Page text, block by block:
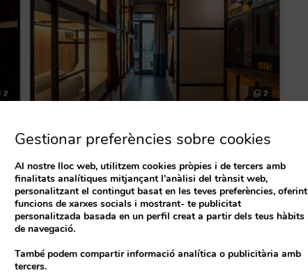
Gestionar preferències sobre cookies
Al nostre lloc web, utilitzem cookies pròpies i de tercers amb
finalitats analítiques mitjançant l'anàlisi del trànsit web,
personalitzant el contingut basat en les teves preferències, oferint
funcions de xarxes socials i mostrant- te publicitat
personalitzada basada en un perfil creat a partir dels teus hàbits
de navegació.
També podem compartir informació analítica o publicitària amb
tercers.